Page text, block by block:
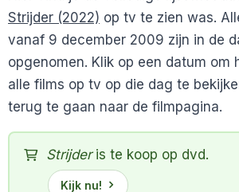
Strijder (2022) op tv te zien was.
vanaf 9 december 2009 zijn in de
opgenomen. Klik op een datum om
alle films op tv op die dag te
terug te gaan naar de filmpagina.
Strijderis te koop op dvd.
Kijk nu!